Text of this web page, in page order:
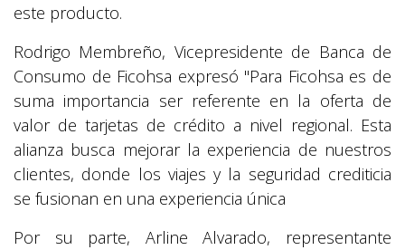
este producto.
Rodrigo Membreño, Vicepresidente de Banca de
Consumo de Ficohsa expresó "Para Ficohsa es de
suma importancia ser referente en la oferta de
valor de tarjetas de crédito a nivel regional. Esta
alianza busca mejorar la experiencia de nuestros
clientes, donde los viajes y la seguridad crediticia
se fusionan en una experiencia única
Por su parte, Arline Alvarado, representante